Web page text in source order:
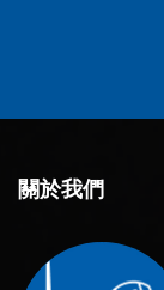
關於我們